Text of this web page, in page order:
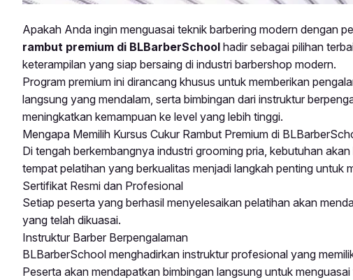
Apakah Anda ingin menguasai teknik barbering modern dengan
rambut premium di BLBarberSchool hadir sebagai pilihan
keterampilan yang siap bersaing di industri barbershop modern.
Program premium ini dirancang khusus untuk memberikan
langsung yang mendalam, serta bimbingan dari instruktur
meningkatkan kemampuan ke level yang lebih tinggi.
Mengapa Memilih Kursus Cukur Rambut Premium di
Di tengah berkembangnya industri grooming pria, kebutuhan
tempat pelatihan yang berkualitas menjadi langkah penting untuk
Sertifikat Resmi dan Profesional
Setiap peserta yang berhasil menyelesaikan pelatihan akan
yang telah dikuasai.
Instruktur Barber Berpengalaman
BLBarberSchool menghadirkan instruktur profesional yang
Peserta akan mendapatkan bimbingan langsung untuk